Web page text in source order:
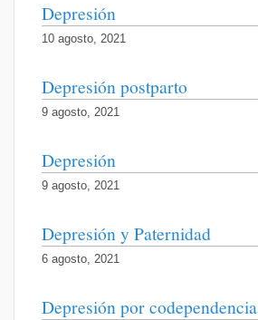
Depresión
10 agosto, 2021
Depresión postparto
9 agosto, 2021
Depresión
9 agosto, 2021
Depresión y Paternidad
6 agosto, 2021
Depresión por codependencia